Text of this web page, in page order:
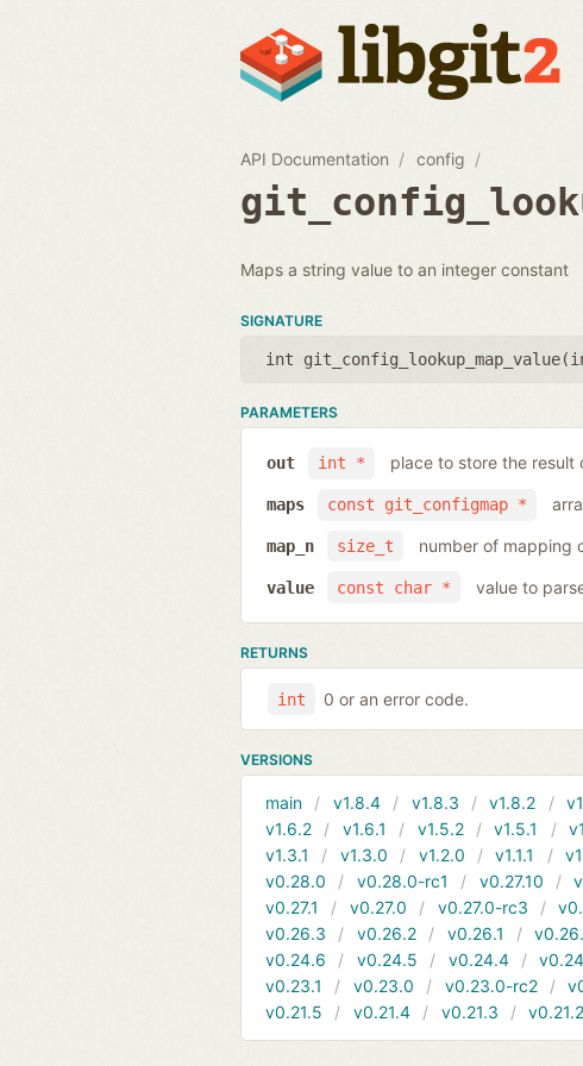
API Documentation config
Maps a string value to an integer constant
SIGNATURE
int git_config_lookup_map_value(
PARAMETERS
int *
out place to store the result
const git_configmap *
maps
size_t
map_n number of mapping
const char *
value value to
RETURNS
int 0 or an error code.
VERSIONS
main v1.8.4 v1.8.3 v1.8.2
v1.6.2
v1.6.1 v1.5.2 v1.5.1
v1.3.1
v1.3.0 v1.2.0 v1.1.1
v0.28.0
v0.28.0-rc1 v0.27.10
v0.27.1
v0.27.0 v0.27.0-rc3
v0.26.3
v0.26.2 v0.26.1
v0.24.6
v0.24.5 v0.24.4
v0.23.1
v0.23.0 v0.23.0-rc2
v0.21.5
v0.21.4 v0.21.3 v0.21.2